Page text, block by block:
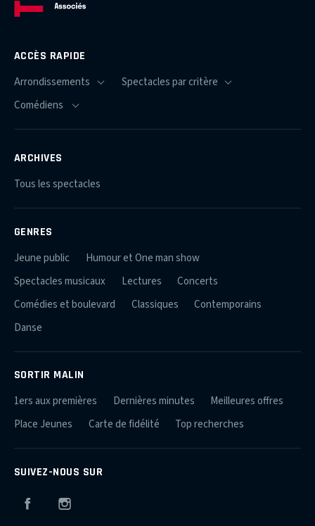
ACCÈS RAPIDE
ARCHIVES
Tous les spectacles
GENRES
Jeune public
Humour et One man show
Spectacles musicaux
Lectures
Concerts
Comédies et boulevard
Classiques
Contemporains
Danse
SORTIR MALIN
1ers aux premières Dernières minutes
Meilleures offres
Place Jeunes
Carte de fidélité Top recherches
SUIVEZ-NOUS SUR
Facebook